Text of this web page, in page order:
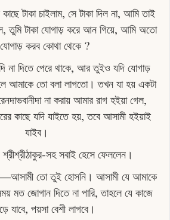
টাকা চাইলাম, সে টাকা দিল না, আমি তাই
তুমি টাকা যোগাড় করে আন গিয়ে, আমি অতো
করব কোথা থেকে ?
না দিতে পেরে থাকে, আর তুইও যদি যােগাড়
আমাকে তাে বলা লাগতাে। তখন যা হয় একটা
না করায় আমার রাগ হইয়া গেল,
কাছে যদি যাইতে হয়, তবে আসামী হইয়াই
যাইব।
সহ সবাই হেসে ফেললেন।
তাে তুই হােসনি। আসামী যে আমাকে
মত জোগান দিতে না পারি, তাহলে যে কাজে
যাবে, পয়সা বেশী লাগবে।